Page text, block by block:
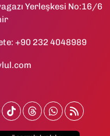
Yerleşkesi No:16/6
+90 232 4048989